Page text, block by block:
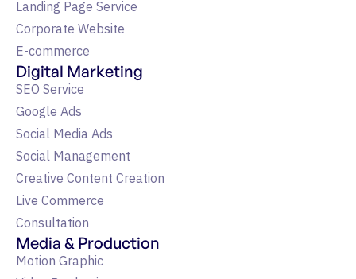
Landing Page Service
Corporate Website
E-commerce
Digital Marketing
SEO Service
Google Ads
Social Media Ads
Social Management
Creative Content Creation
Live Commerce
Consultation
Media & Production
Motion Graphic